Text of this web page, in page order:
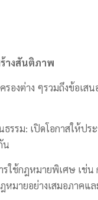
างสันติภาพ
งต่าง ๆรวมถึงข้อเส
รรม: เปิดโอกาสให้
น
ช้กฎหมายพิเศษ เช่น
ายอย่างเสมอภาคแ